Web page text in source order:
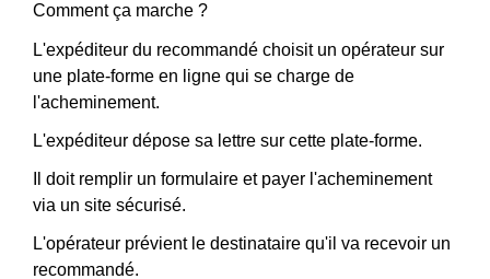
Comment ça marche ?
L'expéditeur du recommandé choisit un opérateur sur
une plate-forme en ligne qui se charge de
l'acheminement.
L'expéditeur dépose sa lettre sur cette plate-forme.
Il doit remplir un formulaire et payer l'acheminement
via un site sécurisé.
L'opérateur prévient le destinataire qu'il va recevoir un
recommandé.